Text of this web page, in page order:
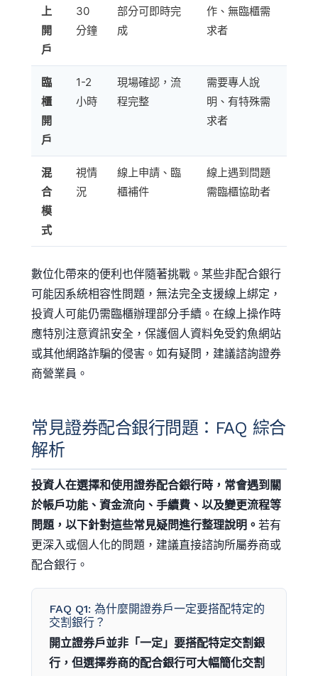
上
開
戶
30
分鐘
部分可即時完
成
作、無臨櫃需
求者
臨
櫃
開
戶
1-2
小時
現場確認，流
程完整
需要專人說
明、有特殊需
求者
混
合
模
式
視情
況
線上申請、臨
櫃補件
線上遇到問題
需臨櫃協助者
數位化帶來的便利也伴隨著挑戰。某些非配合銀行
可能因系統相容性問題，無法完全支援線上綁定，
投資人可能仍需臨櫃辦理部分手續。在線上操作時
應特別注意資訊安全，保護個人資料免受釣魚網站
或其他網路詐騙的侵害。如有疑問，建議諮詢證券
商營業員。
常見證券配合銀行問題：FAQ 綜合
解析
投資人在選擇和使用證券配合銀行時，常會遇到關
於帳戶功能、資金流向、手續費、以及變更流程等
問題，以下針對這些常見疑問進行整理說明。 若有
更深入或個人化的問題，建議直接諮詢所屬券商或
配合銀行。
FAQ Q1: 為什麼開證券戶一定要搭配特定的
交割銀行？
開立證券戶並非「一定」要搭配特定交割銀
行，但選擇券商的配合銀行可大幅簡化交割